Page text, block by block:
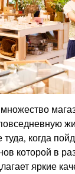
когда
которой в
яркие